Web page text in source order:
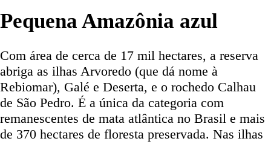
Pequena Amazônia azul
Com área de cerca de 17 mil hectares, a reserva
abriga as ilhas Arvoredo (que dá nome à
Rebiomar), Galé e Deserta, e o rochedo Calhau
de São Pedro. É a única da categoria com
remanescentes de mata atlântica no Brasil e mais
de 370 hectares de floresta preservada. Nas ilhas